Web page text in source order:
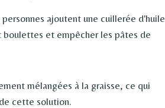
ajoutent une cuillerée d'huile
boulettes et empêcher les pâtes de
mélangées à la graisse, ce qui
cette solution.